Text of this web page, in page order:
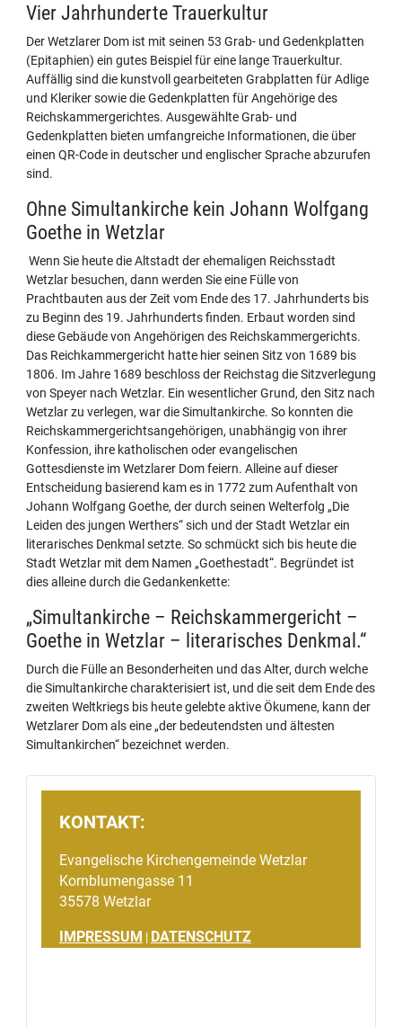
Vier Jahrhunderte Trauerkultur
Der Wetzlarer Dom ist mit seinen 53 Grab- und Gedenkplatten
(Epitaphien) ein gutes Beispiel für eine lange Trauerkultur.
Auffällig sind die kunstvoll gearbeiteten Grabplatten für Adlige
und Kleriker sowie die Gedenkplatten für Angehörige des
Reichskammergerichtes. Ausgewählte Grab- und
Gedenkplatten bieten umfangreiche Informationen, die über
einen QR-Code in deutscher und englischer Sprache abzurufen
sind.
Ohne Simultankirche kein Johann Wolfgang
Goethe in Wetzlar
Wenn Sie heute die Altstadt der ehemaligen Reichsstadt
Wetzlar besuchen, dann werden Sie eine Fülle von
Prachtbauten aus der Zeit vom Ende des 17. Jahrhunderts bis
zu Beginn des 19. Jahrhunderts finden. Erbaut worden sind
diese Gebäude von Angehörigen des Reichskammergerichts.
Das Reichkammergericht hatte hier seinen Sitz von 1689 bis
1806. Im Jahre 1689 beschloss der Reichstag die Sitzverlegung
von Speyer nach Wetzlar. Ein wesentlicher Grund, den Sitz nach
Wetzlar zu verlegen, war die Simultankirche. So konnten die
Reichskammergerichtsangehörigen, unabhängig von ihrer
Konfession, ihre katholischen oder evangelischen
Gottesdienste im Wetzlarer Dom feiern. Alleine auf dieser
Entscheidung basierend kam es in 1772 zum Aufenthalt von
Johann Wolfgang Goethe, der durch seinen Welterfolg „Die
Leiden des jungen Werthers“ sich und der Stadt Wetzlar ein
literarisches Denkmal setzte. So schmückt sich bis heute die
Stadt Wetzlar mit dem Namen „Goethestadt“. Begründet ist
dies alleine durch die Gedankenkette:
„Simultankirche – Reichskammergericht –
Goethe in Wetzlar – literarisches Denkmal.“
Durch die Fülle an Besonderheiten und das Alter, durch welche
die Simultankirche charakterisiert ist, und die seit dem Ende des
zweiten Weltkriegs bis heute gelebte aktive Ökumene, kann der
Wetzlarer Dom als eine „der bedeutendsten und ältesten
Simultankirchen“ bezeichnet werden.
KONTAKT:
Evangelische Kirchengemeinde Wetzlar
Kornblumengasse 11
35578 Wetzlar
IMPRESSUM | DATENSCHUTZ